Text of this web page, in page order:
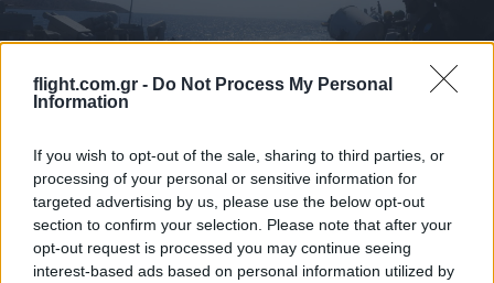
flight.com.gr - Do Not Process My Personal
Information
If you wish to opt-out of the sale, sharing to third parties, or
processing of your personal or sensitive information for
targeted advertising by us, please use the below opt-out
section to confirm your selection. Please note that after your
opt-out request is processed you may continue seeing
interest-based ads based on personal information utilized by